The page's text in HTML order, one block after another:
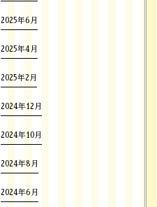
2025年6月
2025年4月
2025年2月
2024年12月
2024年10月
2024年8月
2024年6月